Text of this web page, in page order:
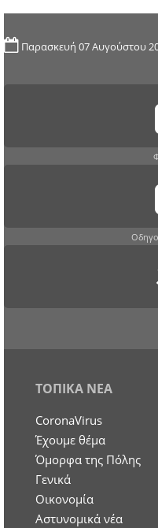
Παρασκευή 07 Αυγούστου
ΤΟΠΙΚΑ ΝΕΑ
CoronaVirus
Έχουμε θέμα
Όμορφα της Πόλης
Γενικά
Οικονομία
Aστυνομικά νέα